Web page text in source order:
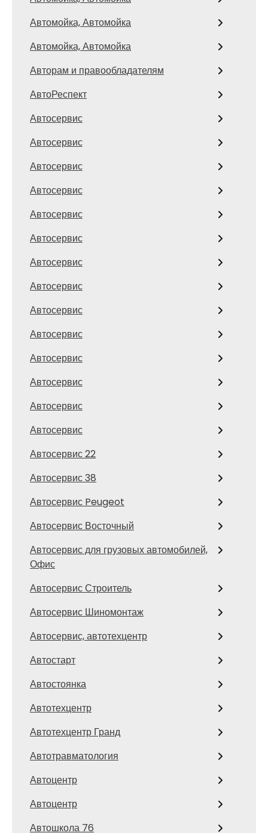
Автомойка, Автомойка
Автомойка, Автомойка
Авторам и правообладателям
АвтоРеспект
Автосервис
Автосервис
Автосервис
Автосервис
Автосервис
Автосервис
Автосервис
Автосервис
Автосервис
Автосервис
Автосервис
Автосервис
Автосервис
Автосервис
Автосервис 22
Автосервис 38
Автосервис Peugeot
Автосервис Восточный
Автосервис для грузовых автомобилей,
Офис
Автосервис Строитель
Автосервис Шиномонтаж
Автосервис, автотехцентр
Автостарт
Автостоянка
Автотехцентр
Автотехцентр Гранд
Автотравматология
Автоцентр
Автоцентр
Автошкола 76